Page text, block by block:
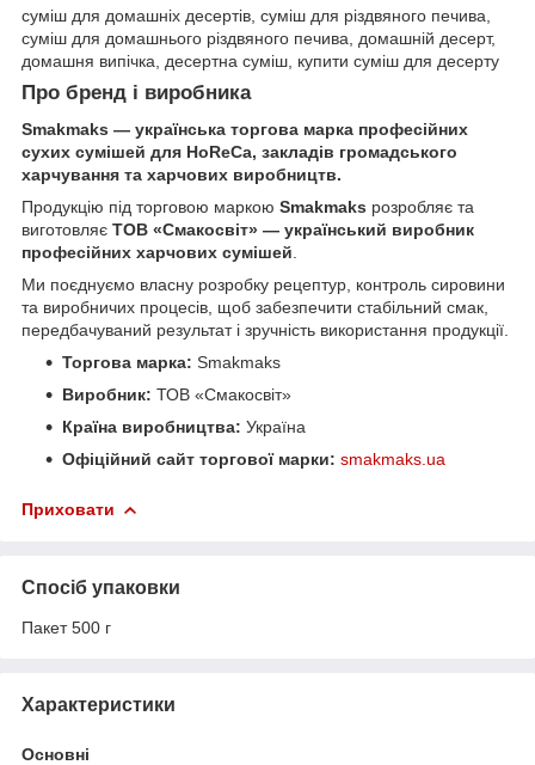
суміш для домашніх десертів, суміш для різдвяного печива,
суміш для домашнього різдвяного печива, домашній десерт,
домашня випічка, десертна суміш, купити суміш для десерту
Про бренд і виробника
Smakmaks — українська торгова марка професійних
сухих сумішей для HoReCa, закладів громадського
харчування та харчових виробництв.
Продукцію під торговою маркою Smakmaks розробляє та
виготовляє ТОВ «Смакосвіт» — український виробник
професійних харчових сумішей
Ми поєднуємо власну розробку рецептур, контроль сировини
та виробничих процесів, щоб забезпечити стабільний смак,
передбачуваний результат і зручність використання продукції.
Торгова марка: Smakmaks
Виробник: ТОВ «Смакосвіт»
Країна виробництва: Україна
Офіційний сайт торгової марки: smakmaks.ua
Приховати
Спосіб упаковки
Пакет 500 г
Характеристики
Основні